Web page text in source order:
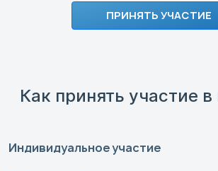
ПРИНЯТЬ УЧАСТИЕ
Как принять участие
Индивидуальное участие